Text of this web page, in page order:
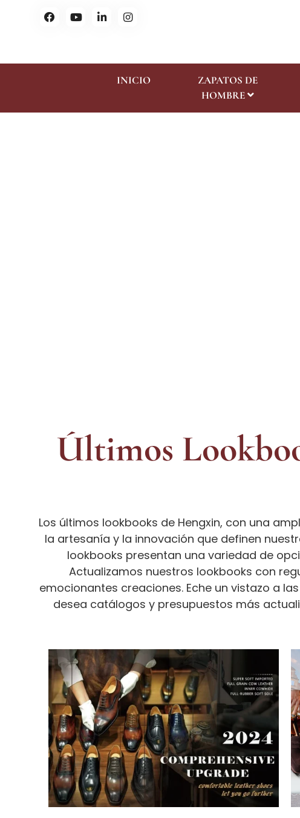
INICIO
ZAPATOS DE
HOMBRE
Últimos
Los últimos lookbooks de Hengxin, con una
la artesanía y la innovación que definen
lookbooks presentan una variedad de
Actualizamos nuestros lookbooks con
emocionantes creaciones. Eche un vistazo a
desea catálogos y presupuestos más